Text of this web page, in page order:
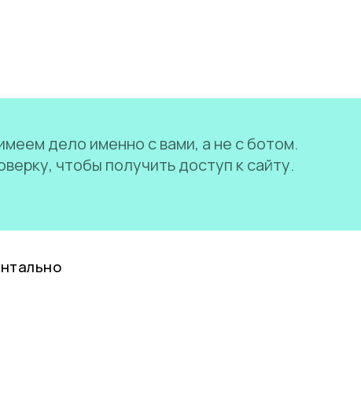
дело именно с вами, а не с ботом.
чтобы получить доступ к сайту.